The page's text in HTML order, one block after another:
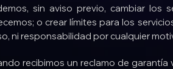
sin aviso previo, cambiar los
o crear límites para los
ni responsabilidad por cualquier
recibimos un reclamo de